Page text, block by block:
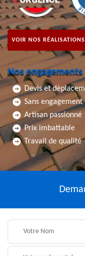
VOIR NOS RÉALISATIONS
Nos engagements
Devis et
Sans engagement
Artisan passionné
Prix imbattable
Travail de qualité